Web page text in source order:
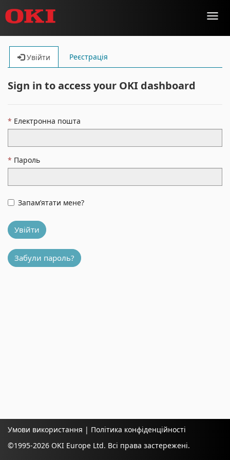
Увійти Реєстрація
Sign in to access your OKI dashboard
Електронна пошта
Пароль
Запам’ятати мене?
Увійти
Забули пароль?
Умови використання | Політика конфіденційності
©1995-2026 OKI Europe Ltd. Всі права застережені.